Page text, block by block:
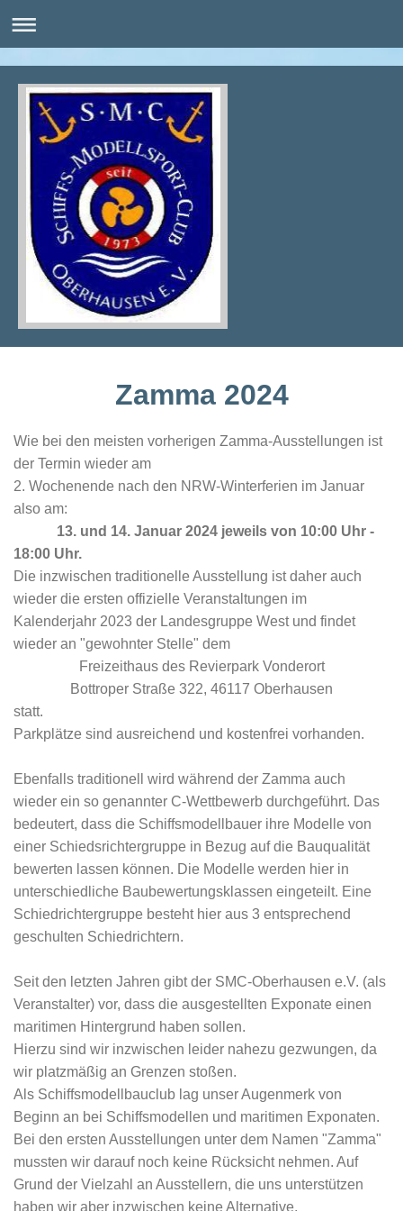
Zamma 2024
Wie bei den meisten vorherigen Zamma-Ausstellungen ist
der Termin wieder am
2. Wochenende nach den NRW-Winterferien im Januar
also am:
13. und 14. Januar 2024 jeweils von 10:00 Uhr -
18:00 Uhr.
Die inzwischen traditionelle Ausstellung ist daher auch
wieder die ersten offizielle Veranstaltungen im
Kalenderjahr 2023 der Landesgruppe West und findet
wieder an "gewohnter Stelle" dem
Freizeithaus des Revierpark Vonderort
Bottroper Straße 322, 46117 Oberhausen
statt.
Parkplätze sind ausreichend und kostenfrei vorhanden.
Ebenfalls traditionell wird während der Zamma auch
wieder ein so genannter C-Wettbewerb durchgeführt. Das
bedeutert, dass die Schiffsmodellbauer ihre Modelle von
einer Schiedsrichtergruppe in Bezug auf die Bauqualität
bewerten lassen können. Die Modelle werden hier in
unterschiedliche Baubewertungsklassen eingeteilt. Eine
Schiedrichtergruppe besteht hier aus 3 entsprechend
geschulten Schiedrichtern.
Seit den letzten Jahren gibt der SMC-Oberhausen e.V. (als
Veranstalter) vor, dass die ausgestellten Exponate einen
maritimen Hintergrund haben sollen.
Hierzu sind wir inzwischen leider nahezu gezwungen, da
wir platzmäßig an Grenzen stoßen.
Als Schiffsmodellbauclub lag unser Augenmerk von
Beginn an bei Schiffsmodellen und maritimen Exponaten.
Bei den ersten Ausstellungen unter dem Namen "Zamma"
mussten wir darauf noch keine Rücksicht nehmen. Auf
Grund der Vielzahl an Ausstellern, die uns unterstützen
haben wir aber inzwischen keine Alternative.